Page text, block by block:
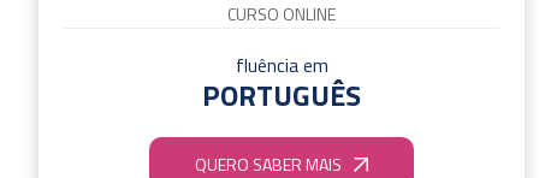
CURSO ONLINE
fluência em
PORTUGUÊS
QUERO SABER MAIS